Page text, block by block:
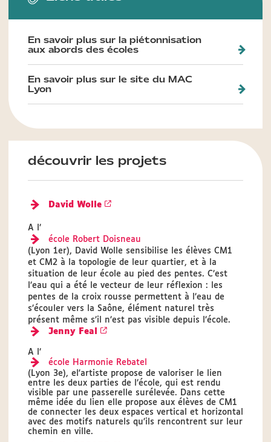
En savoir plus sur la piétonnisation
aux abords des écoles
En savoir plus sur le site du MAC
Lyon
découvrir les projets
David Wolle
A l’
école Robert Doisneau
(Lyon 1er), David Wolle sensibilise les élèves CM1
et CM2 à la topologie de leur quartier, et à la
situation de leur école au pied des pentes. C’est
l’eau qui a été le vecteur de leur réflexion : les
pentes de la croix rousse permettent à l’eau de
s’écouler vers la Saône, élément naturel très
présent même s’il n’est pas visible depuis l’école.
Jenny Feal
A l’
école Harmonie Rebatel
(Lyon 3e), el'artiste propose de valoriser le lien
entre les deux parties de l’école, qui est rendu
visible par une passerelle surélevée. Dans cette
même idée du lien elle propose aux élèves de CM1
de connecter les deux espaces vertical et horizontal
avec des motifs naturels qu’ils rencontrent sur leur
chemin en ville.